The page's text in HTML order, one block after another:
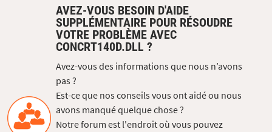
AVEZ-VOUS BESOIN D'AIDE
SUPPLÉMENTAIRE POUR RÉSOUDRE
VOTRE PROBLÈME AVEC
CONCRT140D.DLL ?
Avez-vous des informations que nous n’avons
pas ?
Est-ce que nos conseils vous ont aidé ou nous
avons manqué quelque chose ?
Notre forum est l'endroit où vous pouvez